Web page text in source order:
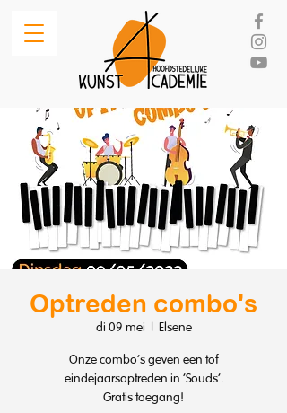
Optreden combo's
di 09 mei
  |
Elsene
Onze combo's geven een tof
eindejaarsoptreden in 'Souds'.
Gratis toegang!